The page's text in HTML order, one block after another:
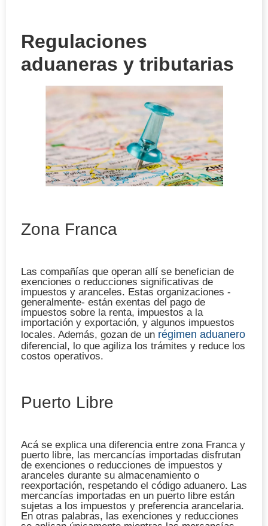
Regulaciones
aduaneras y tributarias
Zona Franca
Las compañías que operan allí se benefician de
exenciones o reducciones significativas de
impuestos y aranceles. Estas organizaciones -
generalmente- están exentas del pago de
impuestos sobre la renta, impuestos a la
importación y exportación, y algunos impuestos
locales. Además, gozan de un régimen aduanero
diferencial, lo que agiliza los trámites y reduce los
costos operativos.
Puerto Libre
Acá se explica una diferencia entre zona Franca y
puerto libre, las mercancías importadas disfrutan
de exenciones o reducciones de impuestos y
aranceles durante su almacenamiento o
reexportación, respetando el código aduanero. Las
mercancías importadas en un puerto libre están
sujetas a los impuestos y preferencia arancelaria.
En otras palabras, las exenciones y reducciones